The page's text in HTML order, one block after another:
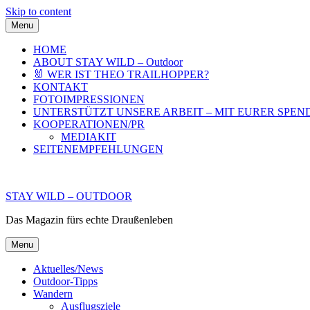
Skip to content
Menu
HOME
ABOUT STAY WILD – Outdoor
🐰 WER IST THEO TRAILHOPPER?
KONTAKT
FOTOIMPRESSIONEN
UNTERSTÜTZT UNSERE ARBEIT – MIT EURER
KOOPERATIONEN/PR
MEDIAKIT
SEITENEMPFEHLUNGEN
STAY WILD – OUTDOOR
Das Magazin fürs echte Draußenleben
Menu
Aktuelles/News
Outdoor-Tipps
Wandern
Ausflugsziele